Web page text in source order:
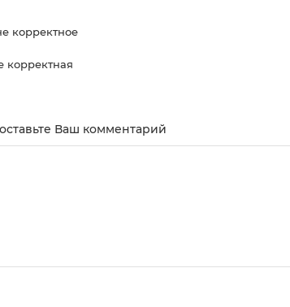
корректное
корректная
Ваш комментарий